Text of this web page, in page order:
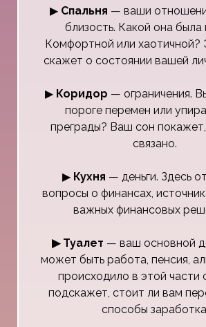
▶ Спальня — ваши
близость. Какой она была
Комфортной или хаотичной?
скажет о состоянии вашей
▶Коридор — ограничения.
пороге перемен или
преграды? Ваш сон
связано.
▶ Кухня — деньги. Здесь
вопросы о финансах,
важных финансовых
▶ Туалет — ваш основной
может быть работа, пенсия,
происходило в этой части
подскажет, стоит ли вам
способы